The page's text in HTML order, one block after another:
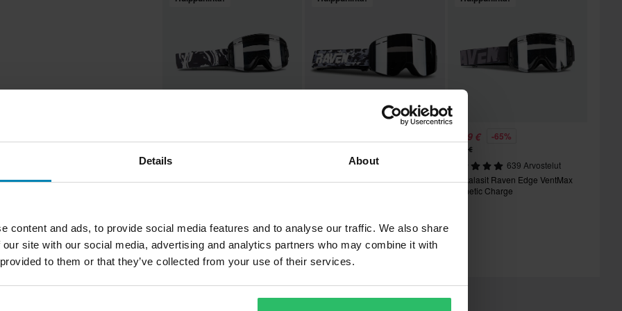
Details About
content and ads, to provide social media features and to analyse our traffic. We also share
site with our social media, advertising and analytics partners who may combine it with
to them or that they’ve collected from your use of their services.
Musta
Aikuinen
aina parhaamme
tuotteiden kehittämisessä,
Kelkkalasit Raven Edge VentMax
7 Arvostelut
Kelkkalasit Raven Edge VentMax
27,99 € -65%
79,99 €
639 Arvostelut
Kelkkalasit Raven Edge VentMax
Magnetic Charge